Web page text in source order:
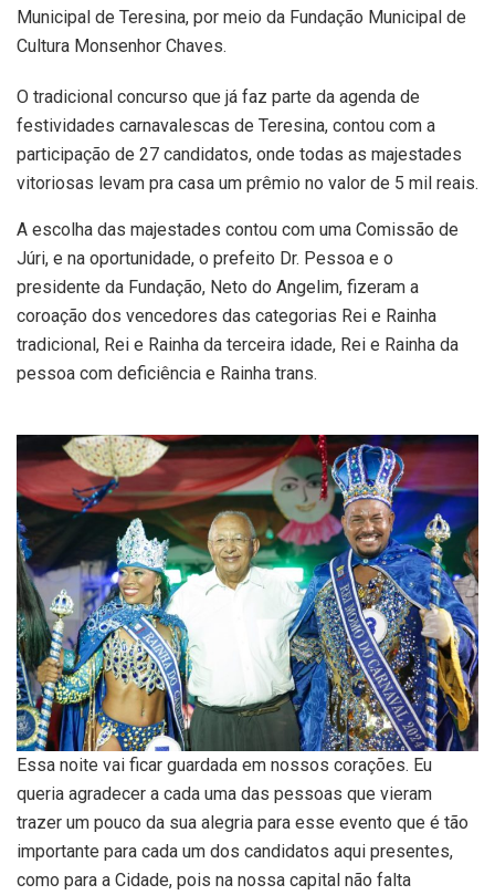
Municipal de Teresina, por meio da Fundação Municipal de
Cultura Monsenhor Chaves.
O tradicional concurso que já faz parte da agenda de
festividades carnavalescas de Teresina, contou com a
participação de 27 candidatos, onde todas as majestades
vitoriosas levam pra casa um prêmio no valor de 5 mil reais.
A escolha das majestades contou com uma Comissão de
Júri, e na oportunidade, o prefeito Dr. Pessoa e o
presidente da Fundação, Neto do Angelim, fizeram a
coroação dos vencedores das categorias Rei e Rainha
tradicional, Rei e Rainha da terceira idade, Rei e Rainha da
pessoa com deficiência e Rainha trans.
Essa noite vai ficar guardada em nossos corações. Eu
queria agradecer a cada uma das pessoas que vieram
trazer um pouco da sua alegria para esse evento que é tão
importante para cada um dos candidatos aqui presentes,
como para a Cidade, pois na nossa capital não falta